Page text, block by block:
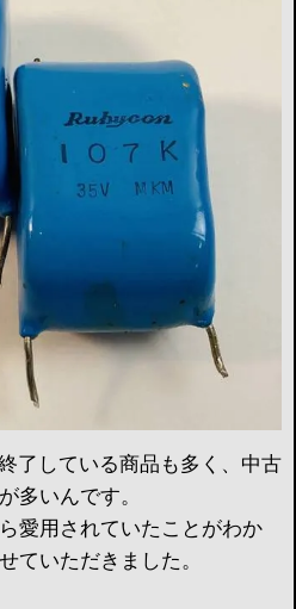
了している商品も多く、中古
多いんです。
愛用されていたことがわか
ていただきました。